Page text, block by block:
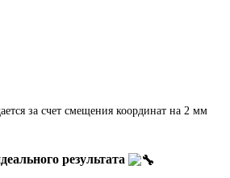
за счет смещения координат на 2 мм
результата